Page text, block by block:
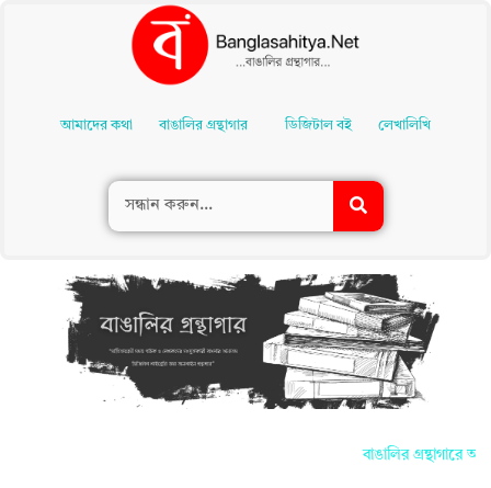
Contentআমাদের কথা বাঙালির গ্রন্থাগার ডিজিটাল বই লেখালিখি
বাঙালির গ্রন্থাগারে